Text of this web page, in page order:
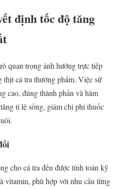
định tốc độ tăng
quan trọng ảnh hưởng trực tiếp
thịt cá tra thương phẩm. Việc sử
cao, đúng thành phần và hàm
tỉ lệ sống, giảm chi phí thuốc
cho cá trađều được tính toán kỹ
vitamin, phù hợp với nhu cầu từng